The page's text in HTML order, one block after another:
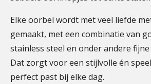
Elke oorbel wordt met veel liefde
gemaakt, met een combinatie van
stainless steel en onder andere
Dat zorgt voor een stijlvolle én
perfect past bij elke dag.